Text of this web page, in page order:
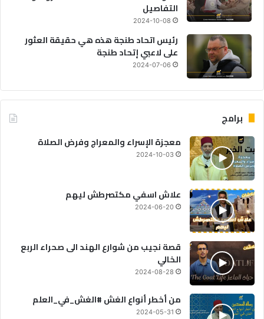
التفاصيل
2024-10-08
رئيس اتحاد طنجة هذه هي حقيقة العثور
على لاعبي إتحاد طنجة
2024-07-06
برامج
معجزة الإسراء والمعراج وفرض الصلاة
2024-10-03
علاش اسفي مكتصرطش ليهم
2024-06-20
قصة نجيب من شوارع الهند الى صحراء الربع
الخالي
2024-08-28
من أخطر أنواع الغش #الغش_في_العلم
2024-05-31